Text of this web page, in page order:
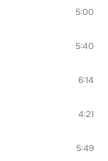
5:00
5:40
6:14
4:21
5:49